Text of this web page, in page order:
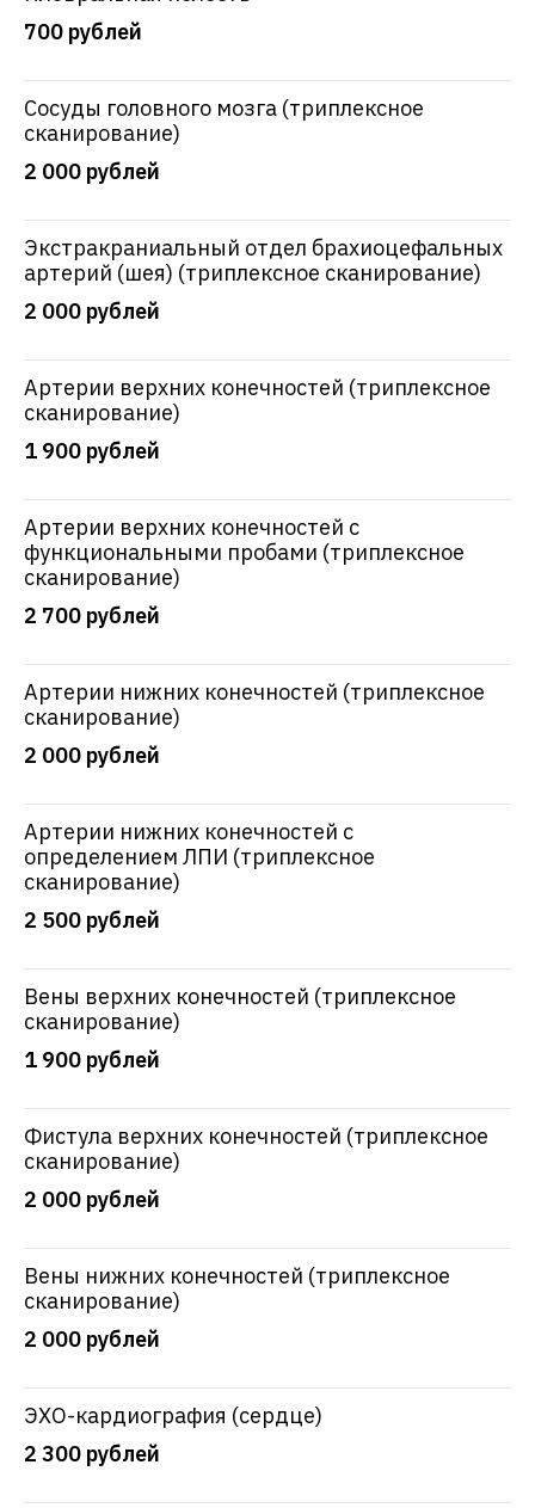
700 рублей
Сосуды головного мозга (триплексное
сканирование)
2 000 рублей
Экстракраниальный отдел брахиоцефальных
артерий (шея) (триплексное сканирование)
2 000 рублей
Артерии верхних конечностей (триплексное
сканирование)
1 900 рублей
Артерии верхних конечностей с
функциональными пробами (триплексное
сканирование)
2 700 рублей
Артерии нижних конечностей (триплексное
сканирование)
2 000 рублей
Артерии нижних конечностей с
определением ЛПИ (триплексное
сканирование)
2 500 рублей
Вены верхних конечностей (триплексное
сканирование)
1 900 рублей
Фистула верхних конечностей (триплексное
сканирование)
2 000 рублей
Вены нижних конечностей (триплексное
сканирование)
2 000 рублей
ЭХО-кардиография (сердце)
2 300 рублей